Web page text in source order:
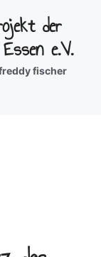
der
e.V.
fischer